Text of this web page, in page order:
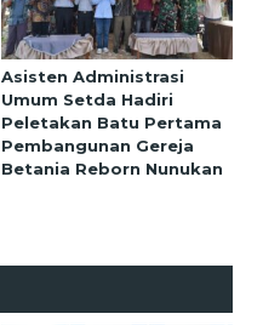
Asisten Administrasi
Umum Setda Hadiri
Peletakan Batu Pertama
Pembangunan Gereja
Betania Reborn Nunukan